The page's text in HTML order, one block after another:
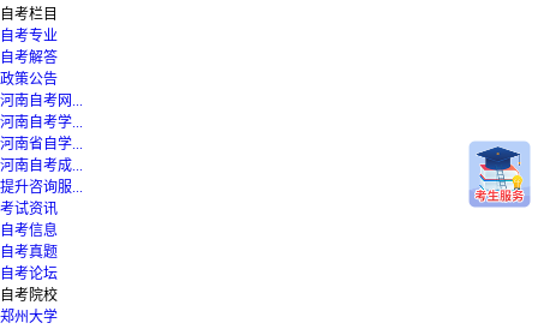
自考栏目
自考专业
自考解答
政策公告
河南自考网...
河南自考学...
河南省自学...
河南自考成...
提升咨询服...
考试资讯
自考信息
自考真题
自考论坛
自考院校
郑州大学